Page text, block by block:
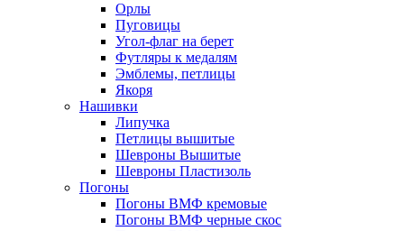
Орлы
Пуговицы
Угол-флаг на берет
Футляры к медалям
Эмблемы, петлицы
Якоря
Нашивки
Липучка
Петлицы вышитые
Шевроны Вышитые
Шевроны Пластизоль
Погоны
Погоны ВМФ кремовые
Погоны ВМФ черные скос